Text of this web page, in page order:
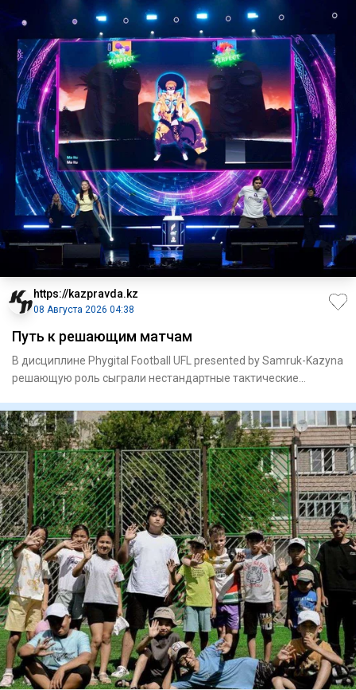
https://kazpravda.kz
08 Августа 2026 04:38
Путь к решающим матчам
В дисциплине Phygital Football UFL presented by Samruk-Kazyna
решающую роль сыграли нестандартные тактические